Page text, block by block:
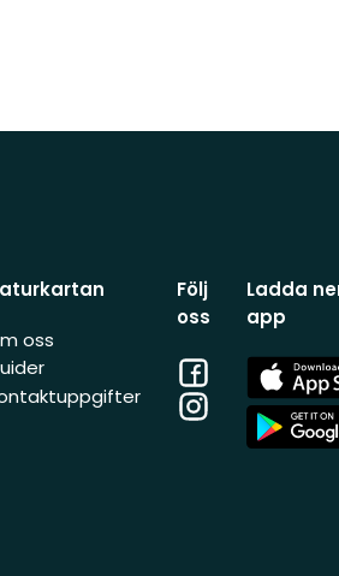
oss
Följ
oss
Facebook
Instagram
Ladda
app
App
Store
App
Store